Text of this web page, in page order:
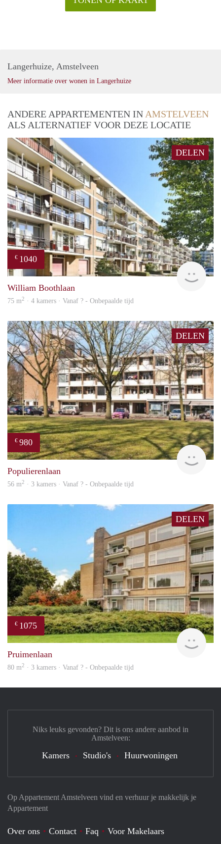
Langerhuize, Amstelveen
Meer informatie over wonen in Langerhuize
ANDERE APPARTEMENTEN IN AMSTELVEEN
ALS ALTERNATIEF VOOR DEZE LOCATIE
DELEN
€ 1040
rent
William Boothlaan
75 m2 · 4 kamers · Vanaf ? - Onbepaalde tijd
DELEN
€ 980
rent
Populierenlaan
56 m2 · 3 kamers · Vanaf ? - Onbepaalde tijd
DELEN
€ 1075
Pruimenlaan
80 m2 · 3 kamers · Vanaf ? - Onbepaalde tijd
Op Appartement Amstelveen vind en verhuur je makkelijk je
Appartement
Over ons Contact Faq Voor Makelaars
Niks leuks gevonden? Dit is ons andere aanbod in
Amstelveen:
Kamers Studio's Huurwoningen